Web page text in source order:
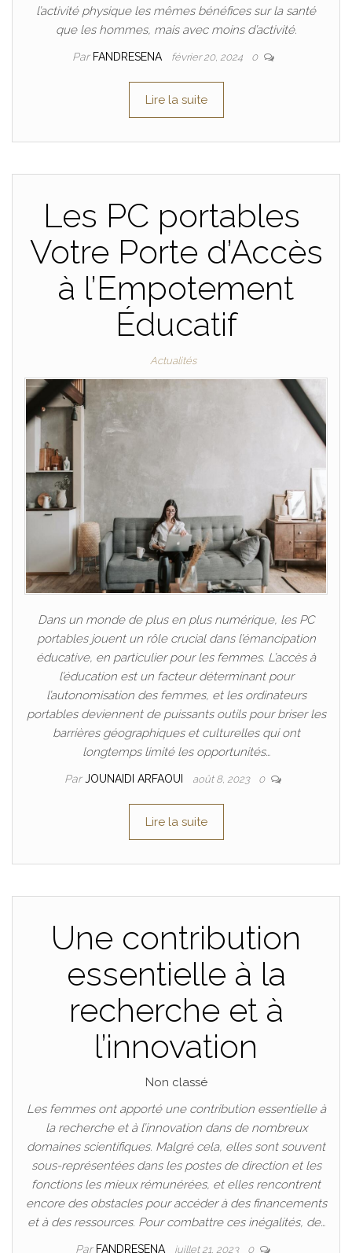
l’activité physique les mêmes bénéfices sur la santé
que les hommes, mais avec moins d’activité.
Par FANDRESENA février 20, 2024 0
Lire la suite
Les PC portables
Votre Porte d’Accès
à l’Empotement
Éducatif
Actualités
Dans un monde de plus en plus numérique, les PC
portables jouent un rôle crucial dans l’émancipation
éducative, en particulier pour les femmes. L’accès à
l’éducation est un facteur déterminant pour
l’autonomisation des femmes, et les ordinateurs
portables deviennent de puissants outils pour briser les
barrières géographiques et culturelles qui ont
longtemps limité les opportunités…
ParJOUNAIDI ARFAOUI août 8, 2023 0
Lire la suite
Une contribution
essentielle à la
recherche et à
l’innovation
Non classé
Les femmes ont apporté une contribution essentielle à
la recherche et à l’innovation dans de nombreux
domaines scientifiques. Malgré cela, elles sont souvent
sous-représentées dans les postes de direction et les
fonctions les mieux rémunérées, et elles rencontrent
encore des obstacles pour accéder à des financements
et à des ressources. Pour combattre ces inégalités, de…
Par FANDRESENA juillet 21, 2023 0